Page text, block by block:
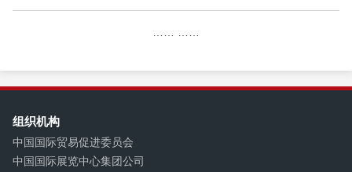
仅首开先河的推出了全新的木门品类
组织机构
中国国际贸易促进委员会
中国国际展览中心集团公司